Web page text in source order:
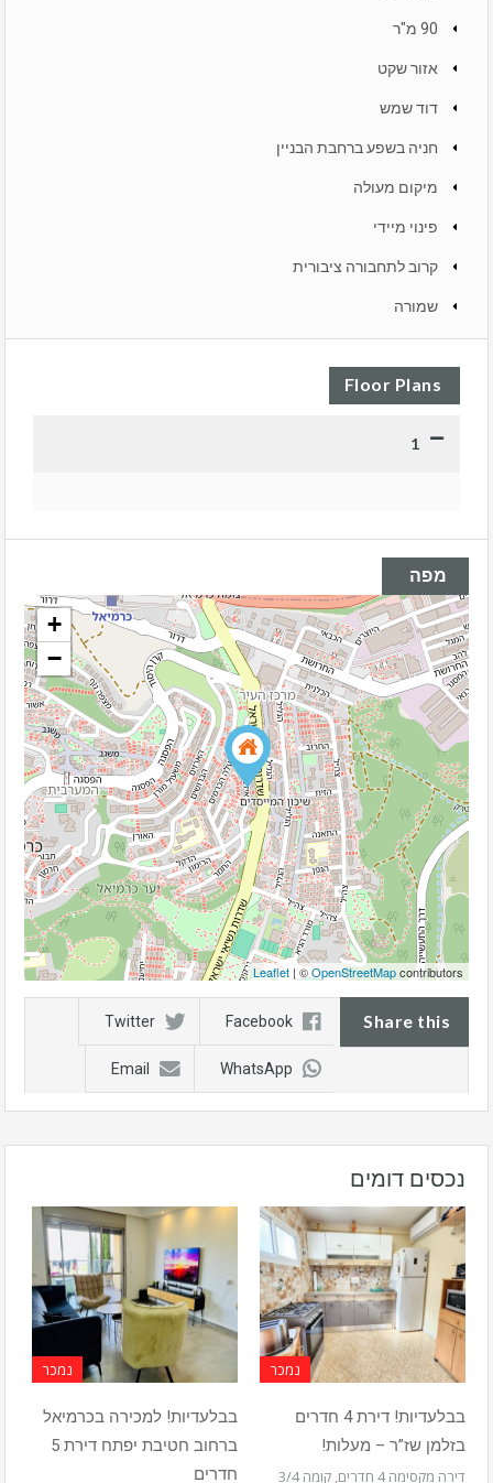
90 מ"ר
אזור שקט
דוד שמש
חניה בשפע ברחבת הבניין
מיקום מעולה
פינוי מיידי
קרוב לתחבורה ציבורית
שמורה
Floor Plans
1
מפה
+
−
Leaflet | ©OpenStreetMapcontributors
Share this
Facebook
Twitter
WhatsApp
Email
נכסים דומים
נמכר
בבלעדיות! דירת 4 חדרים
בזלמן שז”ר – מעלות!
דירה מקסימה 4 חדרים, קומה 3/4
נמכר
בבלעדיות! למכירה בכרמיאל
ברחוב חטיבת יפתח דירת 5
חדרים